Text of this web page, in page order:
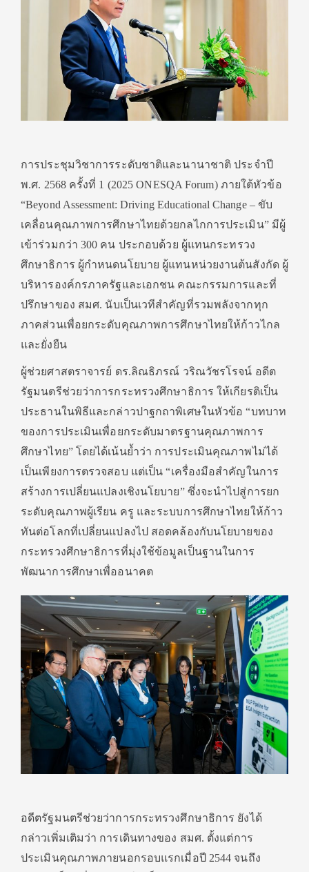
การประชุมวิชาการระดับชาติและนานาชาติ ประจำปี
พ.ศ. 2568 ครั้งที่ 1 (2025 ONESQA Forum) ภายใต้หัวข้อ
“Beyond Assessment: Driving Educational Change – ขับ
เคลื่อนคุณภาพการศึกษาไทยด้วยกลไกการประเมิน” มีผู้
เข้าร่วมกว่า 300 คน ประกอบด้วย ผู้แทนกระทรวง
ศึกษาธิการ ผู้กำหนดนโยบาย ผู้แทนหน่วยงานต้นสังกัด ผู้
บริหารองค์กรภาครัฐและเอกชน คณะกรรมการและที่
ปรึกษาของ สมศ. นับเป็นเวทีสำคัญที่รวมพลังจากทุก
ภาคส่วนเพื่อยกระดับคุณภาพการศึกษาไทยให้ก้าวไกล
และยั่งยืน
ผู้ช่วยศาสตราจารย์ ดร.ลิณธิภรณ์ วริณวัชรโรจน์ อดีต
รัฐมนตรีช่วยว่าการกระทรวงศึกษาธิการ ให้เกียรติเป็น
ประธานในพิธีและกล่าวปาฐกถาพิเศษในหัวข้อ “บทบาท
ของการประเมินเพื่อยกระดับมาตรฐานคุณภาพการ
ศึกษาไทย” โดยได้เน้นย้ำว่า การประเมินคุณภาพไม่ได้
เป็นเพียงการตรวจสอบ แต่เป็น “เครื่องมือสำคัญในการ
สร้างการเปลี่ยนแปลงเชิงนโยบาย” ซึ่งจะนำไปสู่การยก
ระดับคุณภาพผู้เรียน ครู และระบบการศึกษาไทยให้ก้าว
ทันต่อโลกที่เปลี่ยนแปลงไป สอดคล้องกับนโยบายของ
กระทรวงศึกษาธิการที่มุ่งใช้ข้อมูลเป็นฐานในการ
พัฒนาการศึกษาเพื่ออนาคต
อดีตรัฐมนตรีช่วยว่าการกระทรวงศึกษาธิการ ยังได้
กล่าวเพิ่มเติมว่า การเดินทางของ สมศ. ตั้งแต่การ
ประเมินคุณภาพภายนอกรอบแรกเมื่อปี 2544 จนถึง